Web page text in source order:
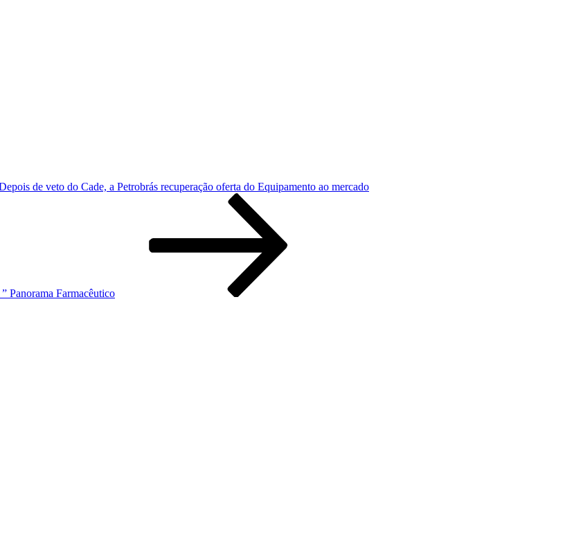
de veto do Cade, a Petrobrás recuperação oferta do Equipamento ao mercado
Panorama Farmacêutico